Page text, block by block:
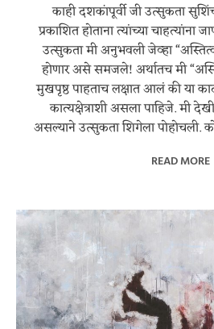
काही दशकांपूर्वी जी उत्सुकता
प्रकाशित होताना त्यांच्या
उत्सुकता मी अनुभवली जेव्हा
होणार असे समजले! अर्थातच मी
मुखपृष्ठ पाहताच लक्षात आलं की या
कात्यक्षेत्राशी असला पाहिजे. मी
असल्याने उत्सुकता शिगेला पोहोचली.
READ MORE